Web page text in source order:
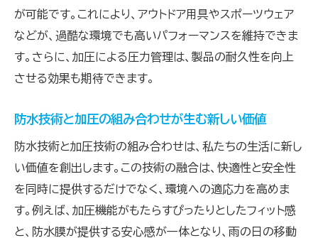
が可能です。これにより、アウトドア用具やスポーツウェア
などが、過酷な環境でも高いパフォーマンスを維持できま
す。さらに、加圧による圧力管理は、製品の耐久性を向上
させる効果も期待できます。
防水技術と加圧の組み合わせが生む新しい価値
防水技術と加圧技術の組み合わせは、私たちの生活に新し
い価値を創出します。この技術の融合は、快適性と安全性
を同時に提供するだけでなく、環境への適応力を高めま
す。例えば、加圧機能がもたらすぴったりとしたフィット感
と、防水膜が提供する安心感が一体となり、雨の日の移動